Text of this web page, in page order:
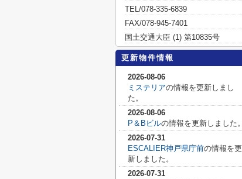
TEL/078-335-6839
FAX/078-945-7401
国土交通大臣 (1) 第10835号
更新物件情報
2026-08-06
ミステリアの情報を更新しまし
た。
2026-08-06
P＆Bビルの情報を更新しました。
2026-07-31
ESCALIER神戸県庁前の情報を更
新しました。
2026-07-31